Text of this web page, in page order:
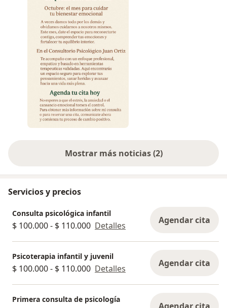
Mostrar más noticias (2)
Servicios y precios
Consulta psicológica infantil
$ 100.000 - $ 110.000 Detalles Agendar cita
Psicoterapia infantil y juvenil
$ 100.000 - $ 110.000 Detalles Agendar cita
Primera consulta de psicología